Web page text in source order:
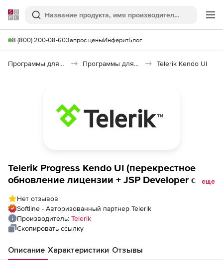
Softline
Поиск
8 (800) 200-08-60Запрос ценыИнферитБлог
Программы для программирования Программы для разработки ПО Telerik Kendo UI
Telerik Progress Kendo UI (перекрестное
обновление лицензии + JSP Developer с
Developer License - Lite Support to Progress
DevCraft UI + PHP &amp; JSP 60 day upgrade
еще
Нет отзывов
Softline - Авторизованный партнер Telerik
Производитель: Telerik
Скопировать ссылку
Описание Характеристики Отзывы